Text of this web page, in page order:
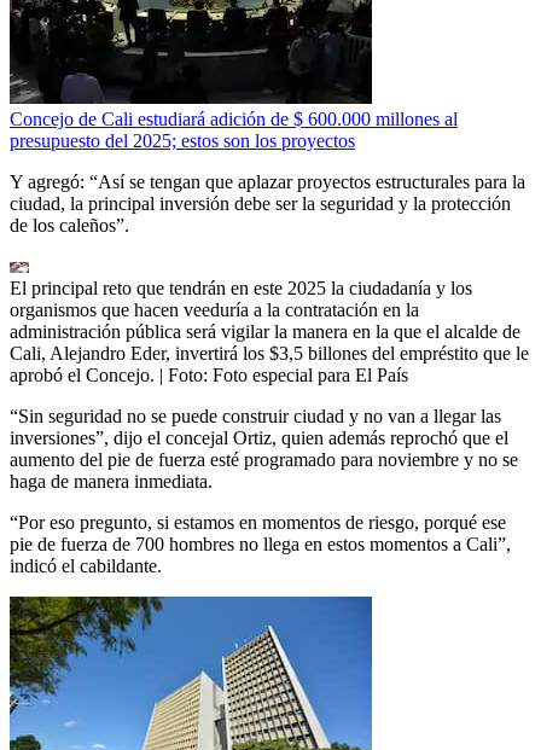
Concejo de Cali estudiará adición de $ 600.000 millones al
presupuesto del 2025; estos son los proyectos
Y agregó: “Así se tengan que aplazar proyectos estructurales para la
ciudad, la principal inversión debe ser la seguridad y la protección
de los caleños”.
El principal reto que tendrán en este 2025 la ciudadanía y los
organismos que hacen veeduría a la contratación en la
administración pública será vigilar la manera en la que el alcalde de
Cali, Alejandro Eder, invertirá los $3,5 billones del empréstito que le
aprobó el Concejo. | Foto: Foto especial para El País
“Sin seguridad no se puede construir ciudad y no van a llegar las
inversiones”, dijo el concejal Ortiz, quien además reprochó que el
aumento del pie de fuerza esté programado para noviembre y no se
haga de manera inmediata.
“Por eso pregunto, si estamos en momentos de riesgo, porqué ese
pie de fuerza de 700 hombres no llega en estos momentos a Cali”,
indicó el cabildante.